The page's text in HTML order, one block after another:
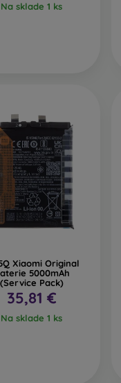
Na sklade 1 ks
Xiaomi Original
5000mAh
(Service Pack)
35,81 €
Na sklade 1 ks